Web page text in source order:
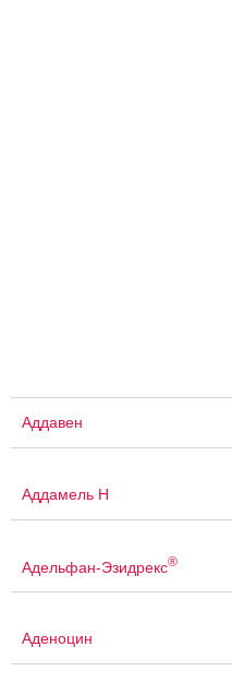
Аддавен
Аддамель Н
Адельфан-Эзидрекс®
Аденоцин